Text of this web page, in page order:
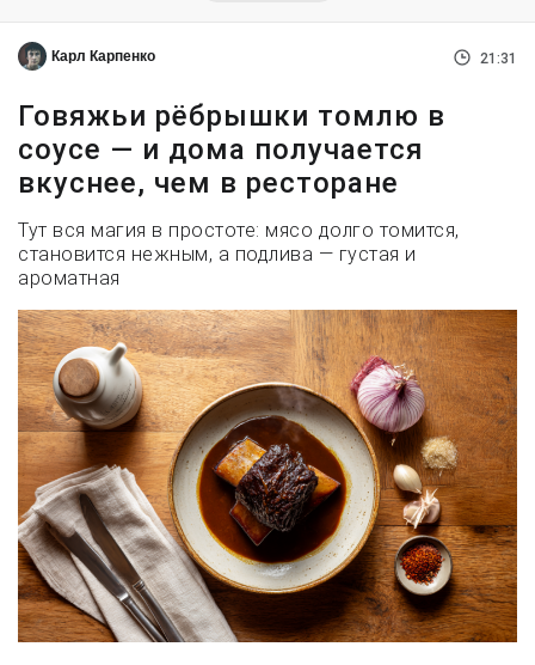
Карл Карпенко 21:31
Говяжьи рёбрышки томлю в
соусе — и дома получается
вкуснее, чем в ресторане
Тут вся магия в простоте: мясо долго томится,
становится нежным, а подлива — густая и
ароматная